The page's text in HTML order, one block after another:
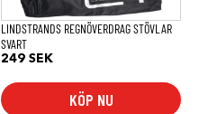
LINDSTRANDS REGNÖVERDRAG STÖVLAR
SVART
249 SEK
KÖP NU
produktsidan